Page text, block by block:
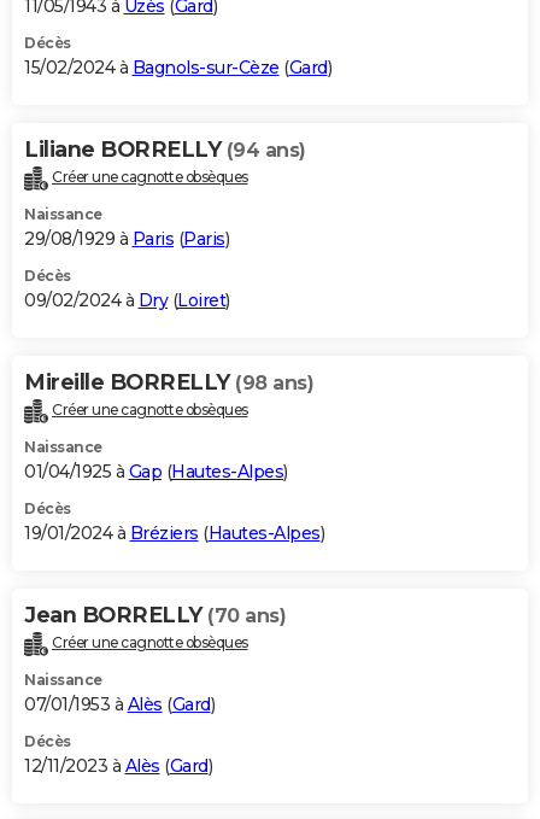
11/05/1943 à Uzès (Gard)
Décès
15/02/2024 à Bagnols-sur-Cèze (Gard)
Liliane BORRELLY (94 ans)
Créer une cagnotte obsèques
Naissance
29/08/1929 à Paris (Paris)
Décès
09/02/2024 à Dry(Loiret)
Mireille BORRELLY (98 ans)
Créer une cagnotte obsèques
Naissance
01/04/1925 à Gap (Hautes-Alpes)
Décès
19/01/2024 à Bréziers (Hautes-Alpes)
Jean BORRELLY (70 ans)
Créer une cagnotte obsèques
Naissance
07/01/1953 à Alès (Gard)
Décès
12/11/2023 à Alès (Gard)